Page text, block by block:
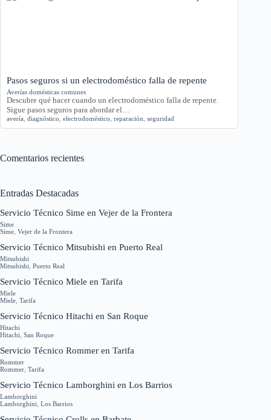
Pasos seguros si un electrodoméstico falla de repente
Averías domésticas comunes
Descubre qué hacer cuando un electrodoméstico falla de repente.
Sigue pasos seguros para abordar el…
avería diagnóstico electrodoméstico reparación seguridad
Comentarios recientes
Entradas Destacadas
Servicio Técnico Sime en Vejer de la Frontera
Sime
Sime Vejer de la Frontera
Servicio Técnico Mitsubishi en Puerto Real
Mitsubishi
Mitsubishi Puerto Real
Servicio Técnico Miele en Tarifa
Miele
Miele Tarifa
Servicio Técnico Hitachi en San Roque
Hitachi
Hitachi San Roque
Servicio Técnico Rommer en Tarifa
Rommer
Rommer Tarifa
Servicio Técnico Lamborghini en Los Barrios
Lamborghini
Lamborghini Los Barrios